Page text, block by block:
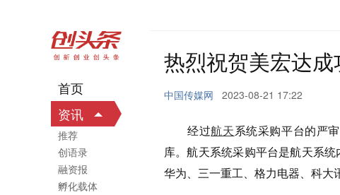
热烈祝贺美宏达
中国传媒网 2023-08-21 17:22
经过航天系统采购平台的严
库。航天系统采购平台是航天系
华为、三一重工、格力电器、科大
首页
资讯
推荐
创语录
融资报
孵化载体